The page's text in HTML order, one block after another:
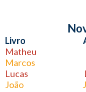
Livro
João